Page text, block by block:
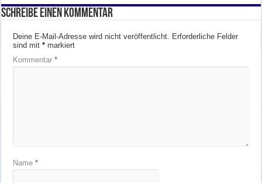
Schreibe einen Kommentar
Deine E-Mail-Adresse wird nicht veröffentlicht. Erforderliche Felder
sind mit* markiert
Kommentar*
Name*